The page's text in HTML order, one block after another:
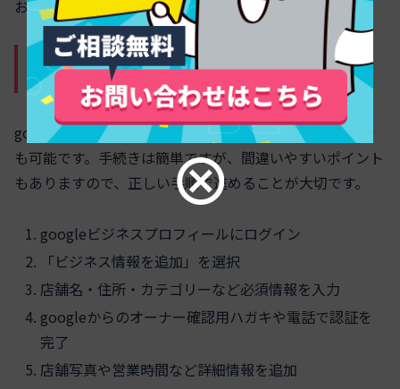
おくことが大切です。
googleマップ登録の仕方（パソコン
版・スマホ版）完全ガイド
googleマップへの店舗登録はパソコン・スマホどちらで
も可能です。手続きは簡単ですが、間違いやすいポイント
もありますので、正しい手順で進めることが大切です。
googleビジネスプロフィールにログイン
「ビジネス情報を追加」を選択
店舗名・住所・カテゴリーなど必須情報を入力
googleからのオーナー確認用ハガキや電話で認証を
完了
店舗写真や営業時間など詳細情報を追加